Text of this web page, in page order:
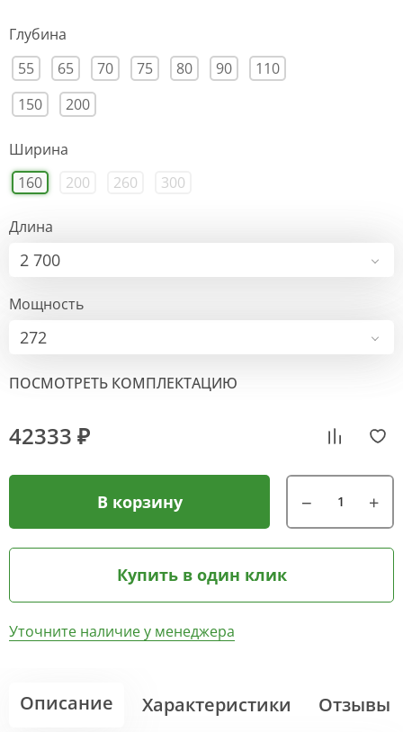
Глубина
55
65 70 75 80 90
110
150
200
Ширина
160
200 260 300
Длина
2 700
Мощность
272
ПОСМОТРЕТЬ КОМПЛЕКТАЦИЮ
42333 ₽
В корзину
Купить в один клик
Уточните наличие у менеджера
Описание Характеристики Отзывы